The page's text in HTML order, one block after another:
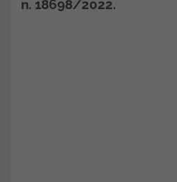
n. 18698/2022.